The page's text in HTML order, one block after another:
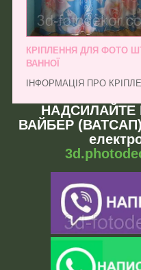
КРІПЛЕННЯ ДЛЯ ФОТО
ВАННОЇ
ІНФОРМАЦІЯ ПРО
НАДСИЛАЙТЕ
ВАЙБЕР (ВАТСАП)